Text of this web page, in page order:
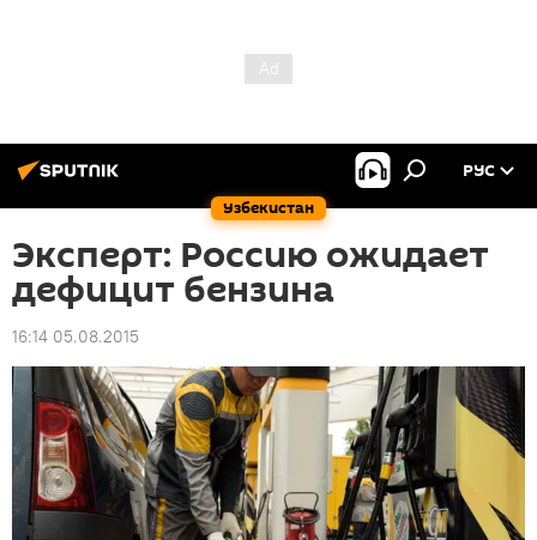
Узбекистан
РУС
Эксперт: Россию ожидает
дефицит бензина
16:14 05.08.2015